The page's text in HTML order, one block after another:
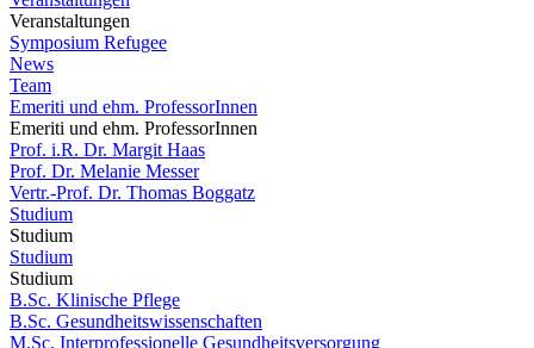
Veranstaltungen
Symposium Refugee
News
Team
Emeriti und ehm. ProfessorInnen
Emeriti und ehm. ProfessorInnen
Prof. i.R. Dr. Margit Haas
Prof. Dr. Melanie Messer
Vertr.-Prof. Dr. Thomas Boggatz
Studium
Studium
Studium
Studium
B.Sc. Klinische Pflege
B.Sc. Gesundheitswissenschaften
M.Sc. Interprofessionelle Gesundheitsversorgung